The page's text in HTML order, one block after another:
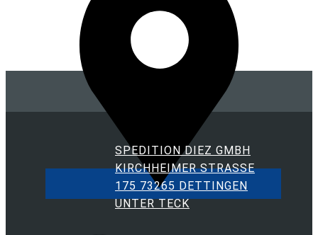
SPEDITION DIEZ GMBH
KIRCHHEIMER STRASSE 1
75 73265 DETTINGEN U
NTER TECK